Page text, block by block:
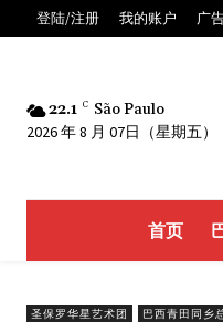
登陆/注册 我的账户 广
22.1 C São Paulo
2026 年 8 月 07日（星期五）
首页
圣保罗华星艺术团 巴西青田同乡